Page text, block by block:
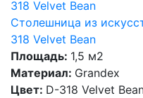
Столешница из
318 Velvet Bean
Площадь: 1,5 м2
Материал: Grandex
Цвет: D-318 Velvet